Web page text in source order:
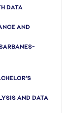
DATA
AND
AND DATA